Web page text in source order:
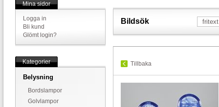
Mina sidor
Logga in
Bli kund
Glömt login?
Kategorier
Belysning
Bordslampor
Golvlampor
Bildsök
Tillbaka